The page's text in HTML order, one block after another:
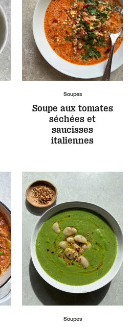
Soupes
Soupe aux tomates
séchées et
saucisses
italiennes
Soupes